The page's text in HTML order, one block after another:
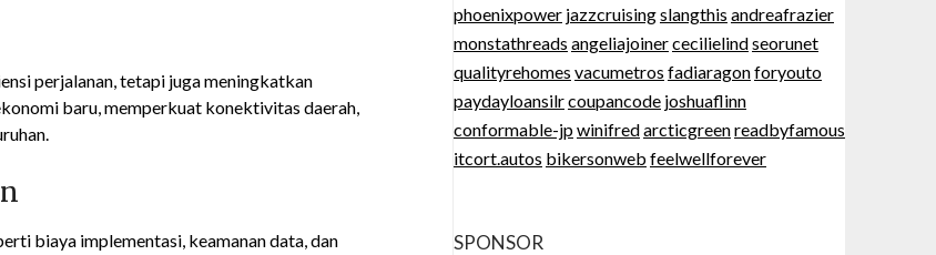
perjalanan, tetapi juga meningkatkan
baru, memperkuat konektivitas daerah,
biaya implementasi, keamanan data, dan
phoenixpower jazzcruisingslangthis andreafrazier
monstathreads angeliajoinercecilielindseorunet
qualityrehomes vacumetros fadiaragonforyouto
paydayloansilrcoupancode joshuaflinn
conformable-jpwinifredarcticgreenreadbyfamous
itcort.autos bikersonweb feelwellforever
SPONSOR